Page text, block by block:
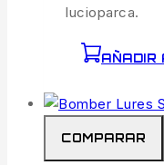
lucioparca.
AÑADIR
COMPARAR